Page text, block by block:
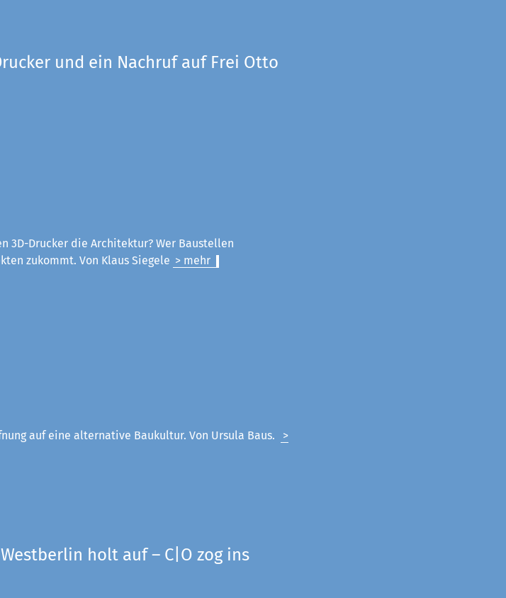
und ein Nachruf auf Frei Otto
3D-Drucker die Architektur? Wer Baustellen
zukommt. Von Klaus Siegele > mehr
auf eine alternative Baukultur. Von Ursula Baus.
>
holt auf – C|O zog ins